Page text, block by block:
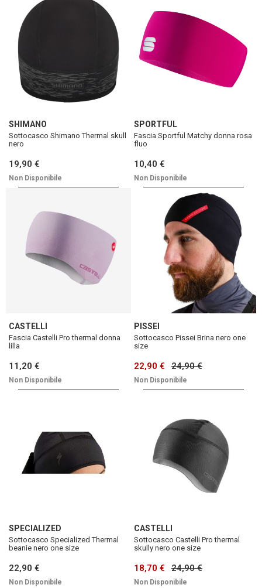
SHIMANO
Sottocasco Shimano Thermal skull
nero
19,90 €
Non Disponibile
SPORTFUL
Fascia Sportful Matchy donna rosa
fluo
10,40 €
Non Disponibile
CASTELLI
Fascia Castelli Pro thermal donna
lilla
11,20 €
Non Disponibile
PISSEI
Sottocasco Pissei Brina nero one
size
22,90 € 24,90 €
Non Disponibile
SPECIALIZED
Sottocasco Specialized Thermal
beanie nero one size
22,90 €
Non Disponibile
CASTELLI
Sottocasco Castelli Pro thermal
skully nero one size
18,70 € 24,90 €
Non Disponibile